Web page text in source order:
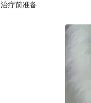
治疗前准备